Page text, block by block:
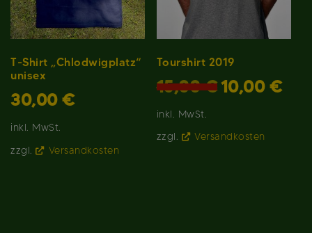
T-Shirt „Chlodwigplatz“
unisex
30,00 €
inkl. MwSt.
zzgl.
Versandkosten
Tourshirt 2019
15,00€ Ursprünglicher
Preis
10,00 €Preis
inkl. MwSt.
zzgl.
Versandkosten